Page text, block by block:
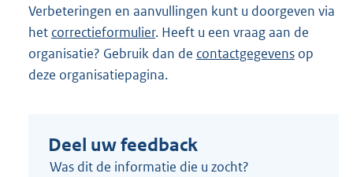
Verbeteringen en aanvullingen kunt u doorgeven via
het correctieformulier. Heeft u een vraag aan de
organisatie? Gebruik dan de contactgegevens op
deze organisatiepagina.
Deel uw feedback
Was dit de informatie die u zocht?